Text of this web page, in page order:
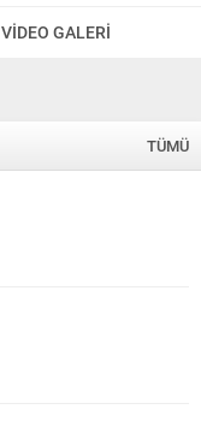
VIDEO GALERI
TÜMÜ